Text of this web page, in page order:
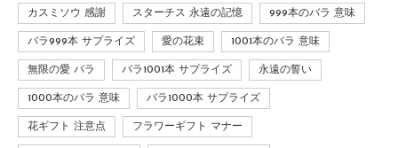
カスミソウ 感謝 スターチス 永遠の記憶 999本のバラ 意味
バラ999本 サプライズ 愛の花束 1001本のバラ 意味
無限の愛 バラ バラ1001本 サプライズ 永遠の誓い
1000本のバラ 意味 バラ1000本 サプライズ
花ギフト 注意点 フラワーギフト マナー